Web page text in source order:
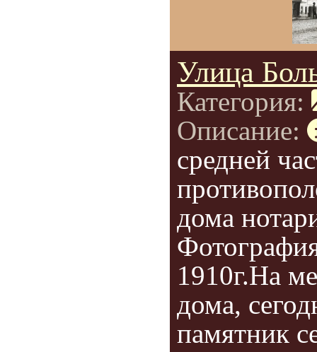
Улица
Категория:
Описание:
средней
дома
1910г.На
дома,
памятник